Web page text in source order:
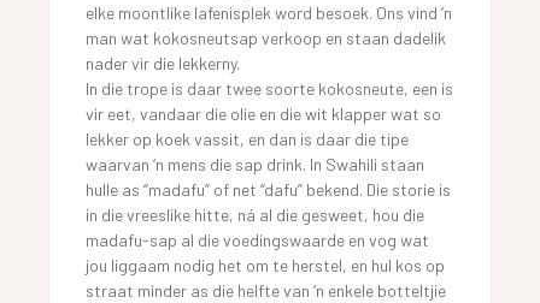
elke moontlike lafenisplek word besoek. Ons vind ‘n
man wat kokosneutsap verkoop en staan dadelik
nader vir die lekkerny.
In die trope is daar twee soorte kokosneute, een is
vir eet, vandaar die olie en die wit klapper wat so
lekker op koek vassit, en dan is daar die tipe
waarvan ‘n mens die sap drink. In Swahili staan
hulle as “madafu” of net “dafu” bekend. Die storie is
in die vreeslike hitte, ná al die gesweet, hou die
madafu-sap al die voedingswaarde en vog wat
jou liggaam nodig het om te herstel, en hul kos op
straat minder as die helfte van ‘n enkele botteltjie